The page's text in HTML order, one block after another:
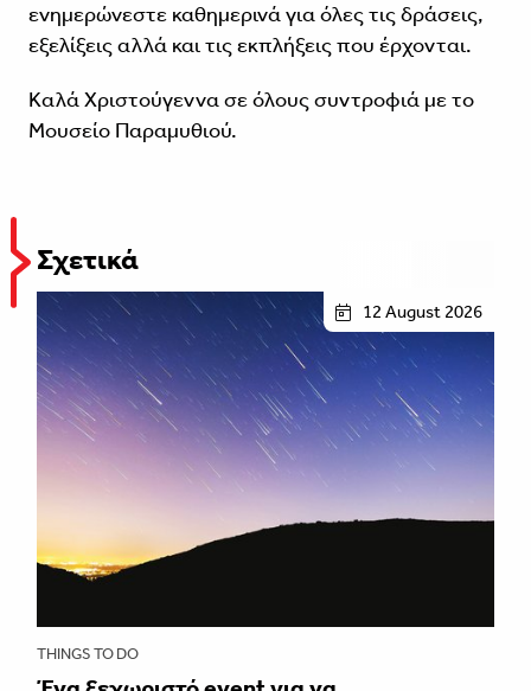
ενημερώνεστε καθημερινά για όλες τις δράσεις,
εξελίξεις αλλά και τις εκπλήξεις που έρχονται.
Καλά Χριστούγεννα σε όλους συντροφιά με το
Μουσείο Παραμυθιού.
Σχετικά
12 August 2026
THINGS TO DO